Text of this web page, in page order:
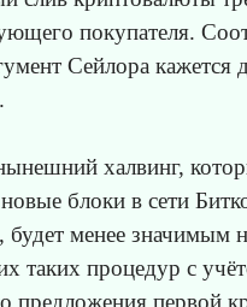
покупателя.
Сейлора кажется
халвинг,
блоки в сети
будет менее значимым
таких процедур с
предложения первой